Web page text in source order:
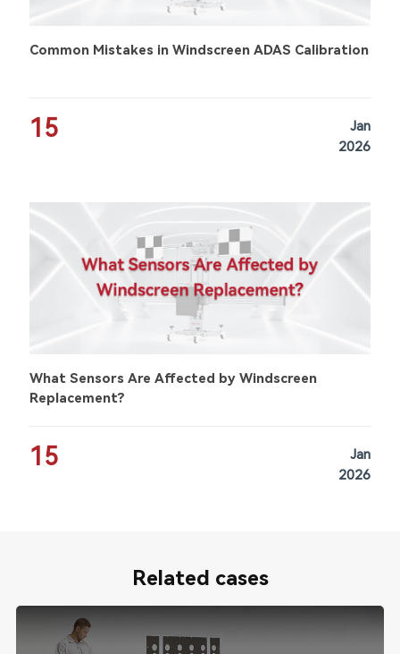
Common Mistakes in Windscreen ADAS Calibration
15
Jan
2026
What Sensors Are Affected by Windscreen
Replacement?
15
Jan
2026
Related cases